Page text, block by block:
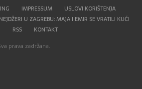
IMPRESSUM
USLOVI KORIŠTENJA
U ZAGREBU: MAJA I EMIR SE VRATILI KUĆI
RSS
KONTAKT
prava zadržana.